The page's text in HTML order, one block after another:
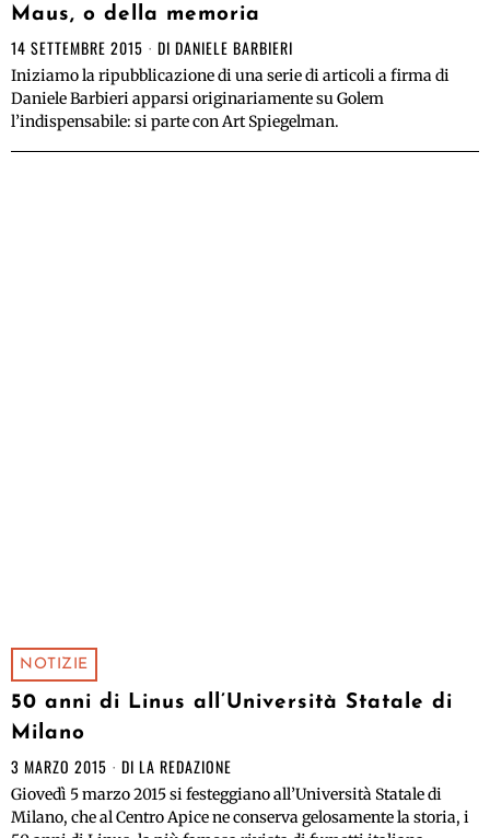
Maus, o della memoria
14 SETTEMBRE 2015 DI DANIELE BARBIERI
Iniziamo la ripubblicazione di una serie di articoli a firma di
Daniele Barbieri apparsi originariamente su Golem
l’indispensabile: si parte con Art Spiegelman.
NOTIZIE
50 anni di Linus all’Università Statale di
Milano
3 MARZO 2015 DI LA REDAZIONE
Giovedì 5 marzo 2015 si festeggiano all’Università Statale di
Milano, che al Centro Apice ne conserva gelosamente la storia, i